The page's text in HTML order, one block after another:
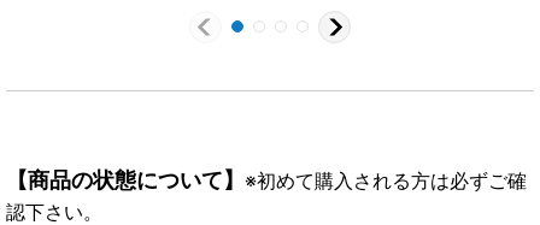
【商品の状態について】 ※初めて購入される方は必ずご確
認下さい。